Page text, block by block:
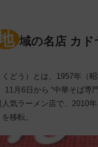
域の名店 カ
どう）とは、1957年（
11月6日から “中華そば
気ラーメン店で、2010
移転。